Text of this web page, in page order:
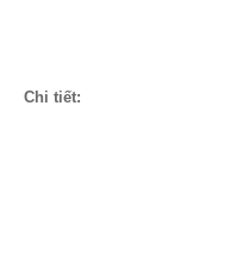
Chi tiết: